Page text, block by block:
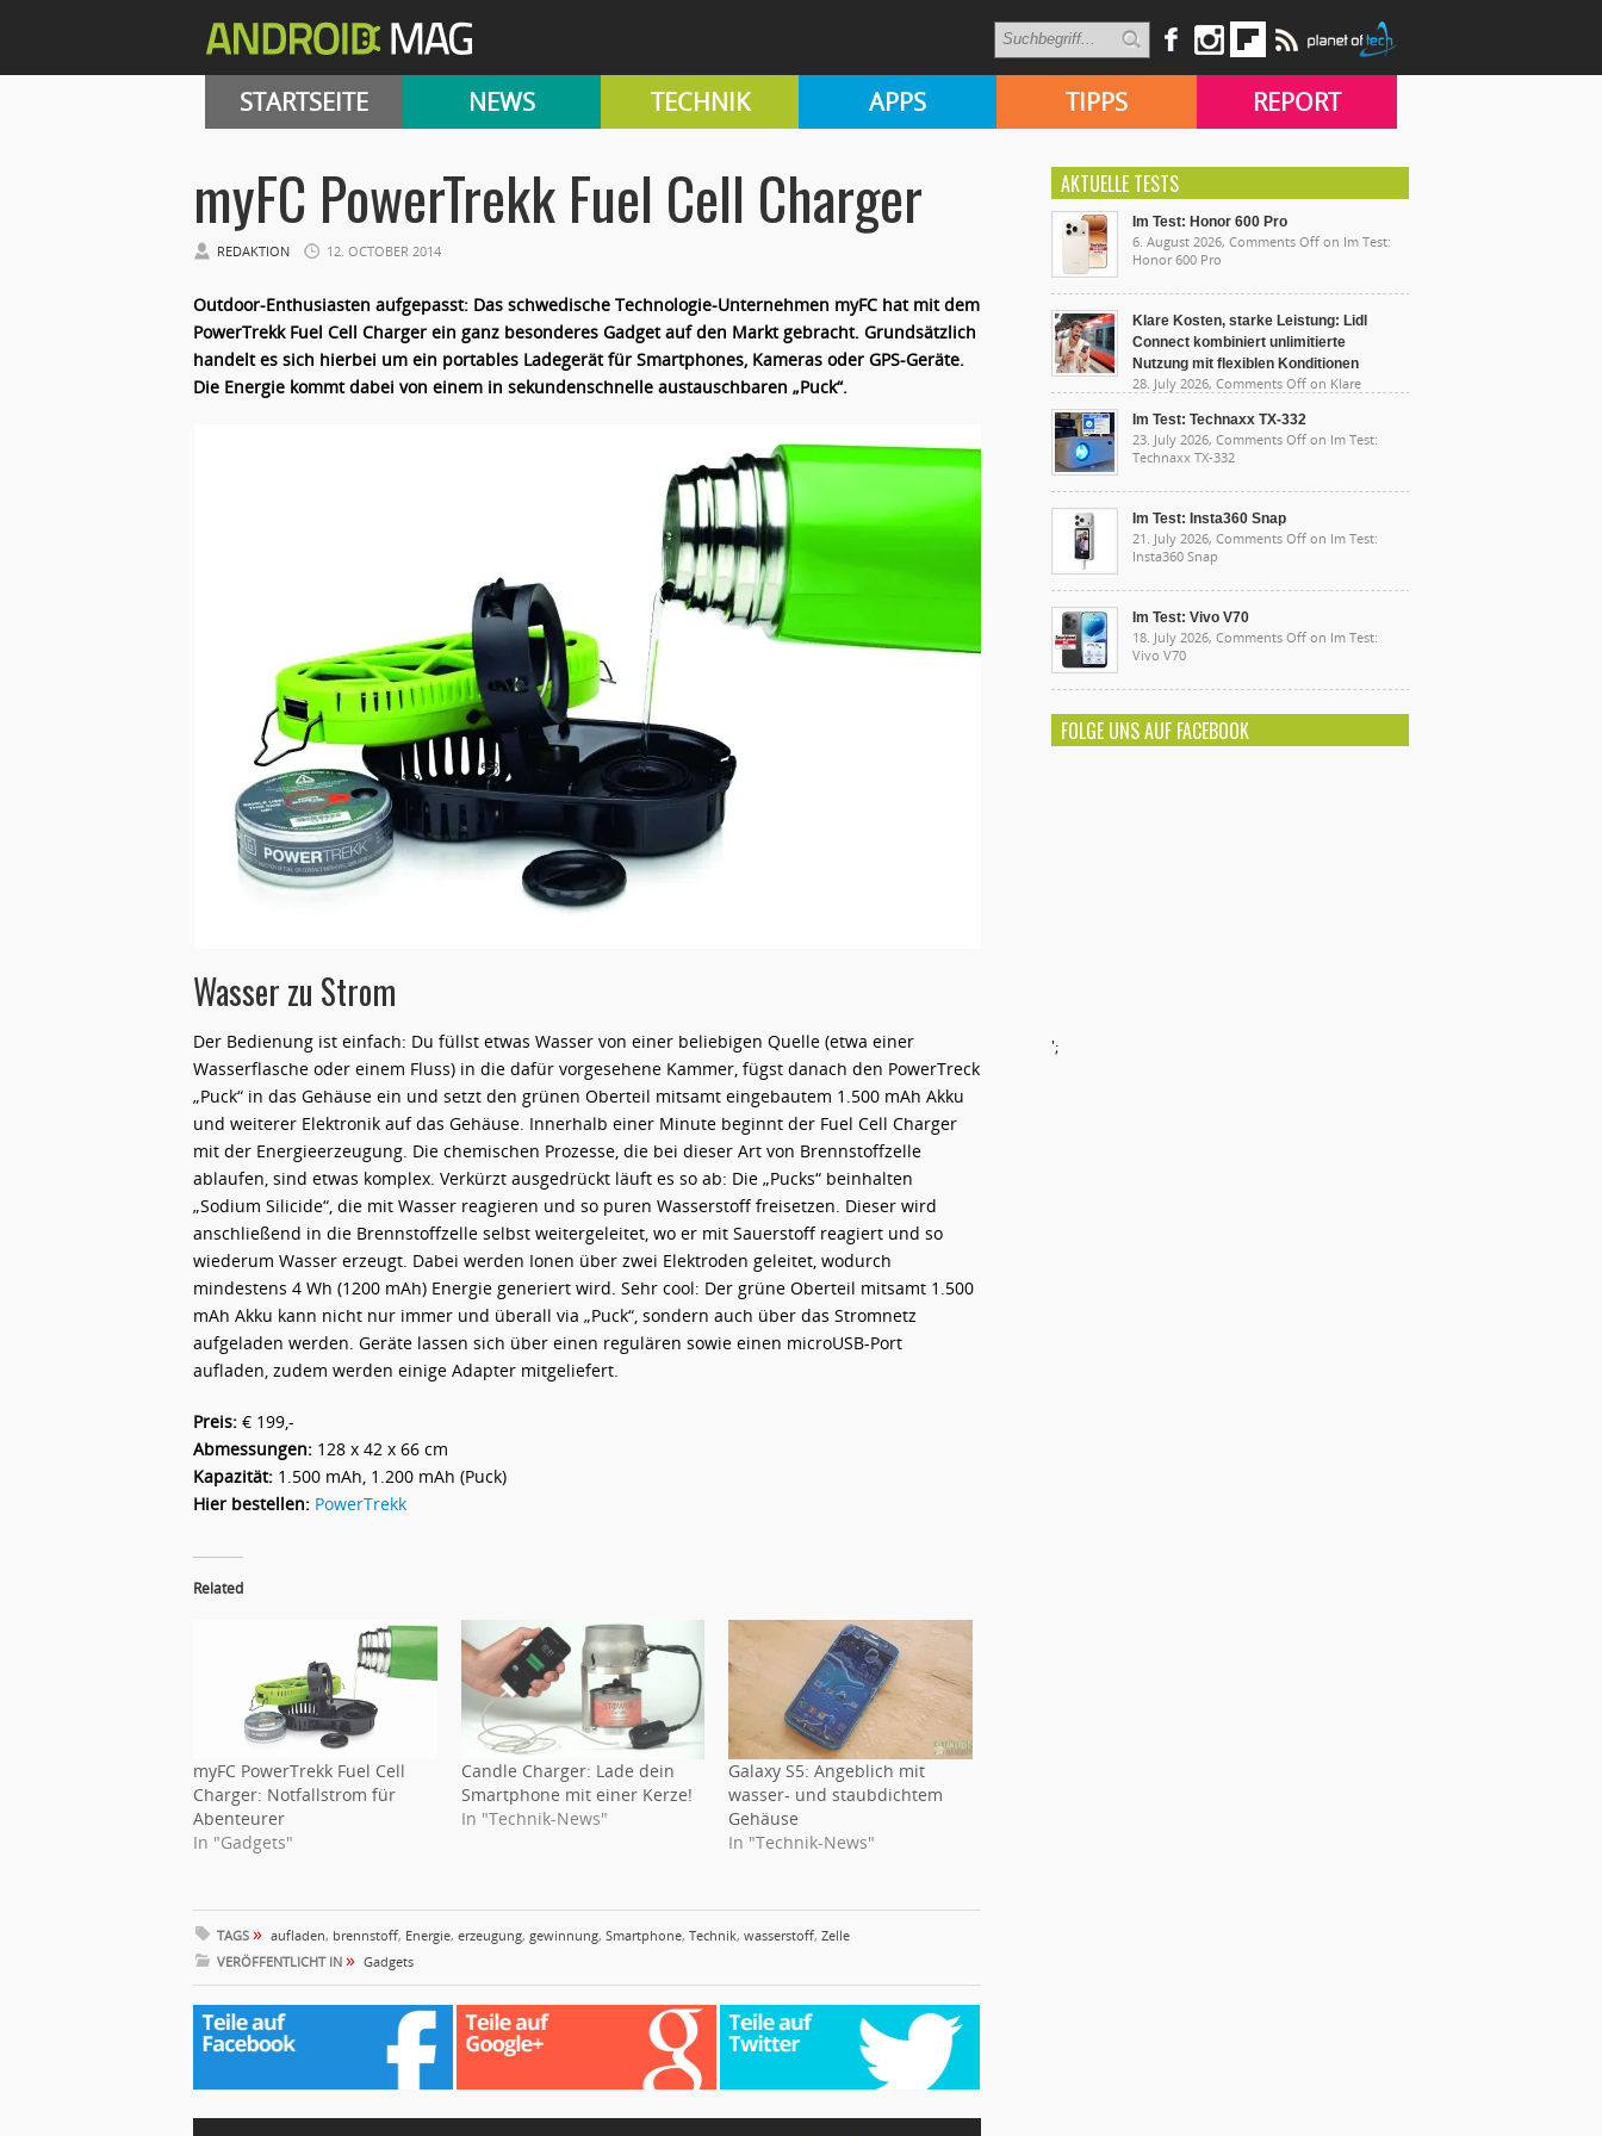
STARTSEITE NEWS TECHNIK APPS TIPPS REPORT
myFC PowerTrekk Fuel Cell Charger
REDAKTION 12. OCTOBER 2014
Outdoor-Enthusiasten aufgepasst: Das schwedische Technologie-Unternehmen myFC hat mit dem
PowerTrekk Fuel Cell Charger ein ganz besonderes Gadget auf den Markt gebracht. Grundsätzlich
handelt es sich hierbei um ein portables Ladegerät für Smartphones, Kameras oder GPS-Geräte.
Die Energie kommt dabei von einem in sekundenschnelle austauschbaren „Puck“.
Wasser zu Strom
Der Bedienung ist einfach: Du füllst etwas Wasser von einer beliebigen Quelle (etwa einer
Wasserflasche oder einem Fluss) in die dafür vorgesehene Kammer, fügst danach den PowerTreck
„Puck“ in das Gehäuse ein und setzt den grünen Oberteil mitsamt eingebautem 1.500 mAh Akku
und weiterer Elektronik auf das Gehäuse. Innerhalb einer Minute beginnt der Fuel Cell Charger
mit der Energieerzeugung. Die chemischen Prozesse, die bei dieser Art von Brennstoffzelle
ablaufen, sind etwas komplex. Verkürzt ausgedrückt läuft es so ab: Die „Pucks“ beinhalten
„Sodium Silicide“, die mit Wasser reagieren und so puren Wasserstoff freisetzen. Dieser wird
anschließend in die Brennstoffzelle selbst weitergeleitet, wo er mit Sauerstoff reagiert und so
wiederum Wasser erzeugt. Dabei werden Ionen über zwei Elektroden geleitet, wodurch
mindestens 4 Wh (1200 mAh) Energie generiert wird. Sehr cool: Der grüne Oberteil mitsamt 1.500
mAh Akku kann nicht nur immer und überall via „Puck“, sondern auch über das Stromnetz
aufgeladen werden. Geräte lassen sich über einen regulären sowie einen microUSB-Port
aufladen, zudem werden einige Adapter mitgeliefert.
Preis: € 199,-
Abmessungen: 128 x 42 x 66 cm
Kapazität: 1.500 mAh, 1.200 mAh (Puck)
Hier bestellen: PowerTrekk
Related
myFC PowerTrekk Fuel Cell
Charger: Notfallstrom für
Abenteurer
In "Gadgets"
Candle Charger: Lade dein
Smartphone mit einer Kerze!
In "Technik-News"
Galaxy S5: Angeblich mit
wasser- und staubdichtem
Gehäuse
In "Technik-News"
TAGS » aufladen, brennstoff, Energie, erzeugung, gewinnung, Smartphone, Technik, wasserstoff, Zelle
VERÖFFENTLICHT IN » Gadgets
AKTUELLE TESTS
Im Test: Honor 600 Pro
6. August 2026, Comments Off on Im Test:
Honor 600 Pro
Klare Kosten, starke Leistung: Lidl
Connect kombiniert unlimitierte
Nutzung mit flexiblen Konditionen
28. July 2026, Comments Off on Klare
unlimitierte Nutzung mit flexiblen Konditionen
Im Test: Technaxx TX-332
23. July 2026, Comments Off on Im Test:
Technaxx TX-332
Im Test: Insta360 Snap
21. July 2026, Comments Off on Im Test:
Insta360 Snap
Im Test: Vivo V70
18. July 2026, Comments Off on Im Test:
Vivo V70
FOLGE UNS AUF FACEBOOK
';